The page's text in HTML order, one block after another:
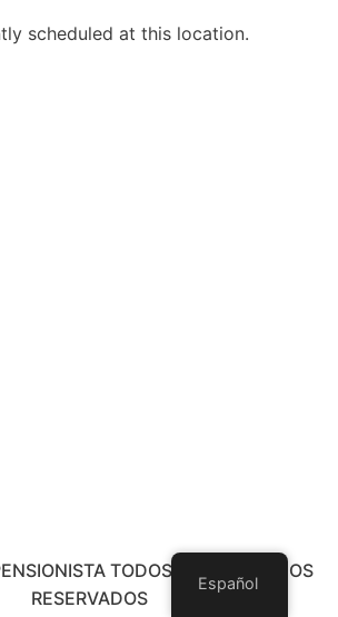
scheduled at this location.
TODOS LOS DERECHOS
RESERVADOS
Español